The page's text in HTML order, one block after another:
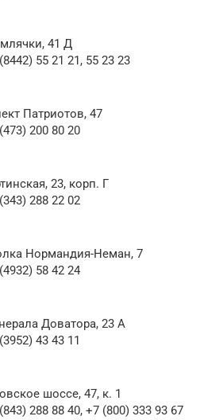
41 Д
55 21 21, 55 23 23
Патриотов, 47
200 80 20
23, корп. Г
288 22 02
Нормандия-Неман, 7
58 42 24
Доватора, 23 А
43 43 11
шоссе, 47, к. 1
288 88 40, +7 (800) 333 93 67